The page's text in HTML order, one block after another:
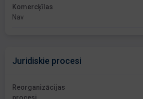
Komercķīlas
Nav
Juridiskie procesi
Reorganizācijas